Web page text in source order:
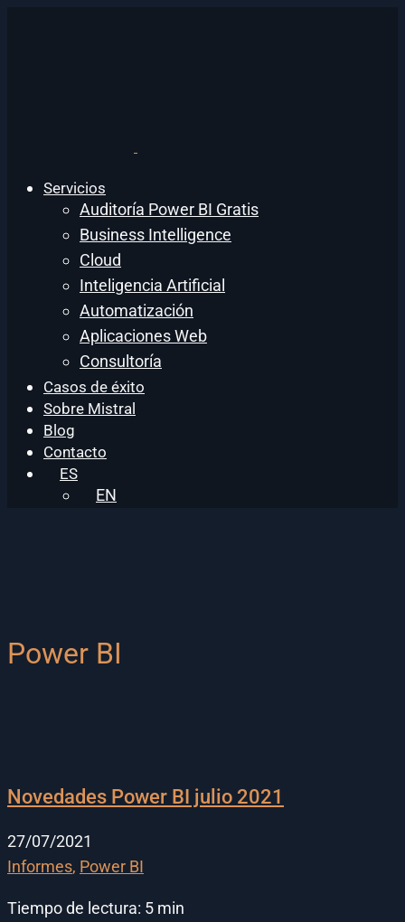
Servicios
Auditoría Power BI Gratis
Business Intelligence
Cloud
Inteligencia Artificial
Automatización
Aplicaciones Web
Consultoría
Casos de éxito
Sobre Mistral
Blog
Contacto
ES
EN
Power BI
Novedades Power BI julio 2021
27/07/2021
Informes, Power BI
Tiempo de lectura: 5 min